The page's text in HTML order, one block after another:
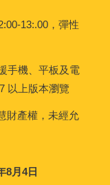
13:.00，彈性
手機、平板及電
以上版本瀏覽
財產權，未經允
8月4日